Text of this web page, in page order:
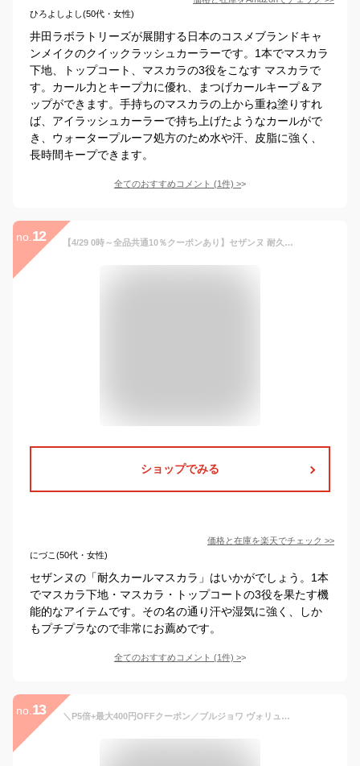
ひろよしよし(50代・女性)
井田ラボラトリーズが展開する日本のコスメブランドキャ
ンメイクのクイックラッシュカーラーです。1本でマスカラ
下地、トップコート、マスカラの3役をこなす マスカラで
す。カール力とキープ力に優れ、まつげカールキープ＆ア
ップができます。手持ちのマスカラの上から重ね塗りすれ
ば、アイラッシュカーラーで持ち上げたようなカールがで
き、ウォータープルーフ処方のため水や汗、皮脂に強く、
長時間キープできます。
全てのおすすめコメント (1件) >
no. 12 【4/29 0時～全品共通10％クーポンあり】セザンヌ 耐久カールマスカラ マスカラ下地 マスカラ トップコート 秋色＜CEZANNE／セザンヌ＞【正規品】【メール便1通3個まで可】【ギフト対応可】 母の日
ショップでみる
価格と在庫を楽天でチェック >>
にづこ(50代・女性)
セザンヌの「耐久カールマスカラ」はいかがでしょう。1本
でマスカラ下地・マスカラ・トップコートの3役を果たす機
能的なアイテムです。その名の通り汗や湿気に強く、しか
もプチプラなので非常にお薦めです。
全てのおすすめコメント (1件) >
no. 13 ＼P5倍+最大400円OFFクーポン／ブルジョワ ヴォリューム リヴィール ウォータープルーフ マスカラ 7,5ML BOURJOIS VOLUME REVEAL 23 BLACK WATERPROOF MASCARA [812311] [crs]